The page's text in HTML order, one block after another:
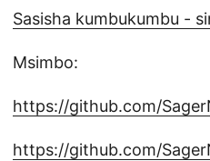
Sasisha kumbukumbu -
Msimbo:
https://github.com/
https://github.com/